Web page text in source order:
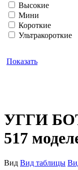
Высокие
Мини
Короткие
Ультракороткие
Показать
УГГИ
517
Вид Вид таблицы